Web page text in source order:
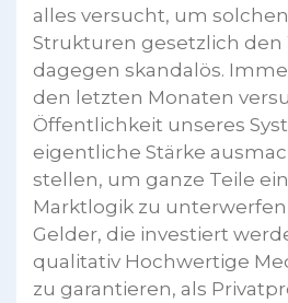
alles versucht, um
Strukturen gesetzlich den
dagegen skandalös.
den letzten Monaten
Öffentlichkeit unseres
eigentliche Stärke
stellen, um ganze Teile
Marktlogik zu
Gelder, die investiert
qualitativ Hochwertige
zu garantieren, als